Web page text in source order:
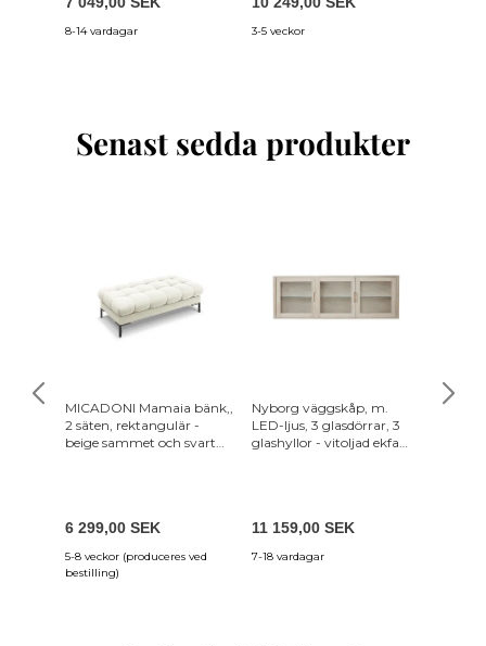
8-14 vardagar 3-5 veckor
Senast sedda produkter
MICADONI Mamaia bänk,,
2 säten, rektangulär -
beige sammet och svart
6 299,00 SEK
5-8 veckor (produceres ved
bestilling)
Nyborg väggskåp, m.
LED-ljus, 3 glasdörrar, 3
glashyllor - vitoljad ekfanér
11 159,00 SEK
7-18 vardagar